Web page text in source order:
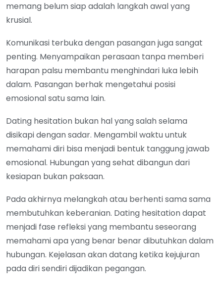
memang belum siap adalah langkah awal yang
krusial.
Komunikasi terbuka dengan pasangan juga sangat
penting. Menyampaikan perasaan tanpa memberi
harapan palsu membantu menghindari luka lebih
dalam. Pasangan berhak mengetahui posisi
emosional satu sama lain.
Dating hesitation bukan hal yang salah selama
disikapi dengan sadar. Mengambil waktu untuk
memahami diri bisa menjadi bentuk tanggung jawab
emosional. Hubungan yang sehat dibangun dari
kesiapan bukan paksaan.
Pada akhirnya melangkah atau berhenti sama sama
membutuhkan keberanian. Dating hesitation dapat
menjadi fase refleksi yang membantu seseorang
memahami apa yang benar benar dibutuhkan dalam
hubungan. Kejelasan akan datang ketika kejujuran
pada diri sendiri dijadikan pegangan.